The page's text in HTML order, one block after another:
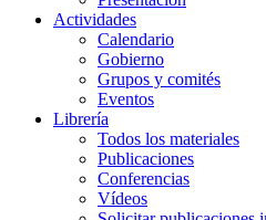
Actividades
Calendario
Gobierno
Grupos y comités
Eventos
Librería
Todos los materiales
Publicaciones
Conferencias
Vídeos